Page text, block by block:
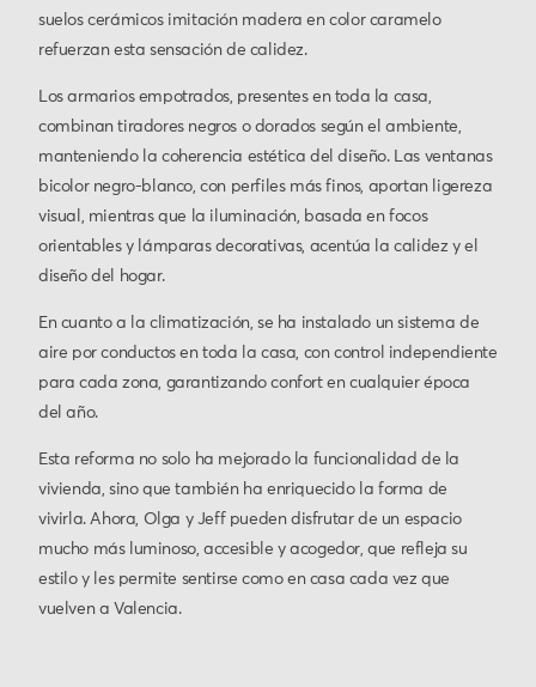
suelos cerámicos imitación madera en color caramelo
refuerzan esta sensación de calidez.
Los armarios empotrados, presentes en toda la casa,
combinan tiradores negros o dorados según el ambiente,
manteniendo la coherencia estética del diseño. Las ventanas
bicolor negro-blanco, con perfiles más finos, aportan ligereza
visual, mientras que la iluminación, basada en focos
orientables y lámparas decorativas, acentúa la calidez y el
diseño del hogar.
En cuanto a la climatización, se ha instalado un sistema de
aire por conductos en toda la casa, con control independiente
para cada zona, garantizando confort en cualquier época
del año.
Esta reforma no solo ha mejorado la funcionalidad de la
vivienda, sino que también ha enriquecido la forma de
vivirla. Ahora, Olga y Jeff pueden disfrutar de un espacio
mucho más luminoso, accesible y acogedor, que refleja su
estilo y les permite sentirse como en casa cada vez que
vuelven a Valencia.